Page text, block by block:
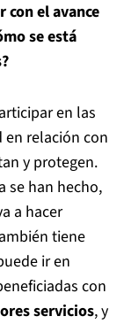
el avance
se está
en las
relación con
y protegen.
se han hecho,
a hacer
tiene
ir en
con
servicios, y